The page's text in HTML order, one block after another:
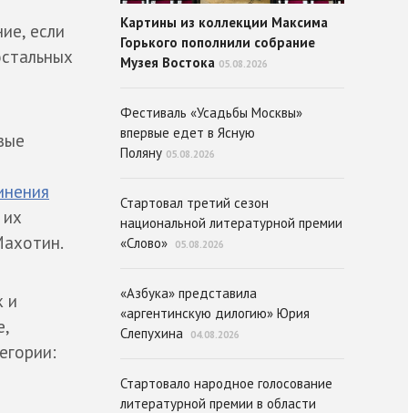
если
и
Картины из коллекции Максима
Горького пополнили собрание
Музея Востока 05.08.2026
Фестиваль «Усадьбы Москвы»
впервые едет в Ясную
Поляну 05.08.2026
Стартовал третий сезон
национальной литературной премии
«Слово»
05.08.2026
«Азбука» представила
«аргентинскую дилогию» Юрия
Слепухина
04.08.2026
Стартовало народное голосование
литературной премии в области